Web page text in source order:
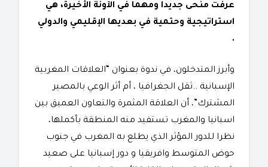
عرفت منحى جديدا ومهما في الآونة الأخيرة، هي
استراتيجية وحتمية في بعديها الإقليمي والدولي
.
وأبرز المتدخلون، في ندوة بعنوان “العلاقات المغربية
الإسبانية ..ثقل الجغرافيا ، أم أثر الوعي بالمصير
المشترك”، أن العلاقة المثمرة والتعاون العميق بين
اسبانيا والمغرب تستفيد منه المنطقة بأكملها،
نظرا للدور المؤثر الذي يطلع به المغرب في جنوب
حوض المتوسط وافريقيا و دور إسبانيا على صعيد